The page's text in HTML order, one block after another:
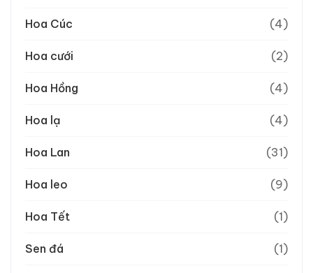
Hoa Cúc (4)
Hoa cưới (2)
Hoa Hồng (4)
Hoa lạ (4)
Hoa Lan (31)
Hoa leo (9)
Hoa Tết (1)
Sen đá (1)